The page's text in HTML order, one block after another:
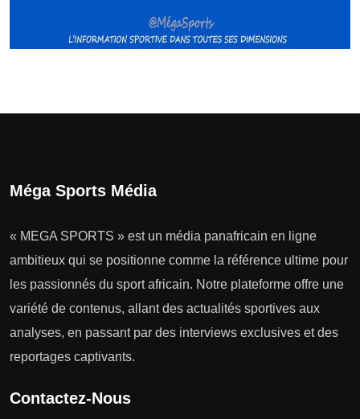
Méga Sports Média
« MEGA SPORTS » est un média panafricain en ligne
ambitieux qui se positionne comme la référence ultime pour
les passionnés du sport africain. Notre plateforme offre une
variété de contenus, allant des actualités sportives aux
analyses, en passant par des interviews exclusives et des
reportages captivants.
Contactez-Nous